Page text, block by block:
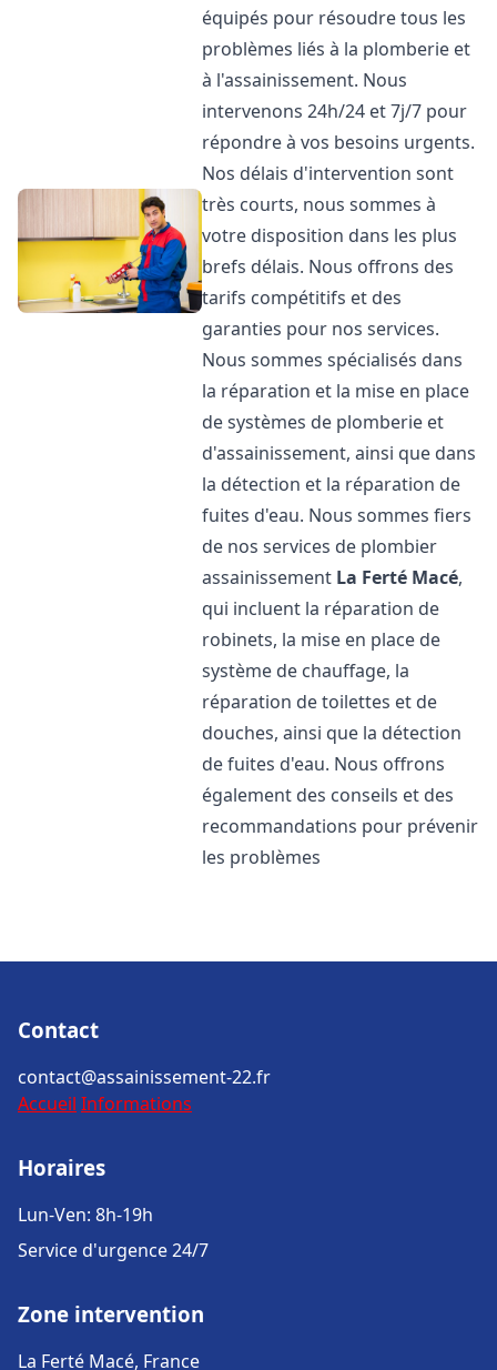
équipés pour résoudre tous les
problèmes liés à la plomberie et
à l'assainissement. Nous
intervenons 24h/24 et 7j/7 pour
répondre à vos besoins urgents.
Nos délais d'intervention sont
très courts, nous sommes à
votre disposition dans les plus
brefs délais. Nous offrons des
tarifs compétitifs et des
garanties pour nos services.
Nous sommes spécialisés dans
la réparation et la mise en place
de systèmes de plomberie et
d'assainissement, ainsi que dans
la détection et la réparation de
fuites d'eau. Nous sommes fiers
de nos services de plombier
assainissement La Ferté Macé,
qui incluent la réparation de
robinets, la mise en place de
système de chauffage, la
réparation de toilettes et de
douches, ainsi que la détection
de fuites d'eau. Nous offrons
également des conseils et des
recommandations pour prévenir
les problèmes
Contact
contact@assainissement-22.fr
Accueil Informations
Horaires
Lun-Ven: 8h-19h
Service d'urgence 24/7
Zone intervention
La Ferté Macé, France